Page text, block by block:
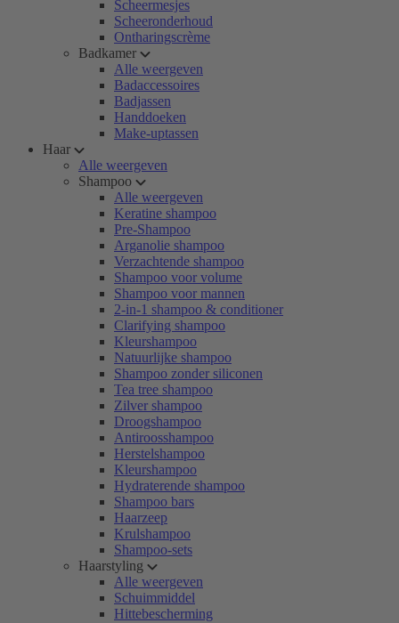
Scheermesjes
Scheeronderhoud
Ontharingscrème
Badkamer
Alle weergeven
Badaccessoires
Badjassen
Handdoeken
Make-uptassen
Haar
Alle weergeven
Shampoo
Alle weergeven
Keratine shampoo
Pre-Shampoo
Arganolie shampoo
Verzachtende shampoo
Shampoo voor volume
Shampoo voor mannen
2-in-1 shampoo & conditioner
Clarifying shampoo
Kleurshampoo
Natuurlijke shampoo
Shampoo zonder siliconen
Tea tree shampoo
Zilver shampoo
Droogshampoo
Antiroosshampoo
Herstelshampoo
Kleurshampoo
Hydraterende shampoo
Shampoo bars
Haarzeep
Krulshampoo
Shampoo-sets
Haarstyling
Alle weergeven
Schuimmiddel
Hittebescherming